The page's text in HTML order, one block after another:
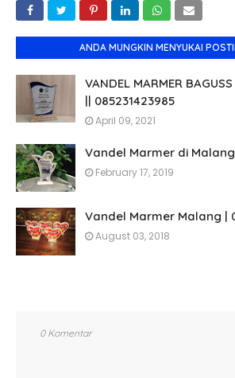
ANDA MUNGKIN MENYUKAI
VANDEL MARMER
|| 085231423985
April 09, 2021
Vandel Marmer di Malang
February 17, 2019
Vandel Marmer Malang |
August 03, 2018
0 Komentar